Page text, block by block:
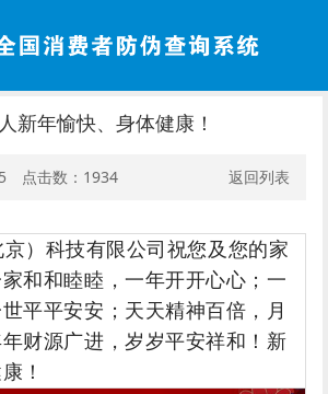
新年愉快、身体健康！
点击数： 1934 返回列表
）科技有限公司祝您及您的家
和和睦睦，一年开开心心；一
平平安安；天天精神百倍，月
财源广进，岁岁平安祥和！新
！